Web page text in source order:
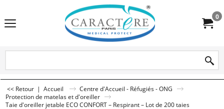
0
<< Retour | Accueil
Centre d'Accueil - Réfugiés - ONG
Protection de matelas et d'oreiller
Taie d'oreiller jetable ECO CONFORT – Respirant – Lot de 200 taies